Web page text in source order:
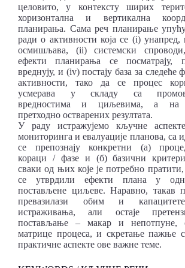
целовито, у контексту ширих
хоризонтална и вертикална
планирања. Сама реч планирање
ради о активности која се (i) унапред,
осмишљава, (ii) системски
ефекти планирања се посматрају,
вреднују, и (iv) постају база за следеће
активности, тако да се процес
усмерава у складу са
вредностима и циљевима, а на
претходно остварених резултата.
У раду истражујемо кључне
мониторинга и евалуације планова, са
се препознају конкретни (а)
кораци / фазе и (б) базични
сваки од њих које је потребно
се утврдили ефекти плана у
постављене циљеве. Наравно, такав
превазилази обим и
истраживања, али остаје
постављање – макар и непотпуне,
матрице процеса, и скретање пажње
практичне аспекте ове важне теме.